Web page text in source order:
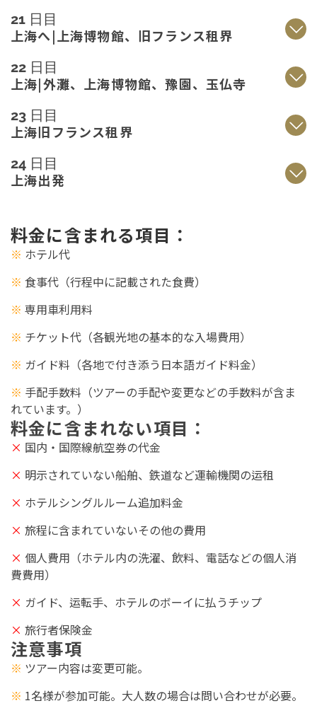
21 日目
上海へ|上海博物館、旧フランス租界
22 日目
上海|外灘、上海博物館、豫園、玉仏寺
23 日目
上海旧フランス租界
24 日目
上海出発
料金に含まれる項目：
※ ホテル代
※ 食事代（行程中に記載された食費）
※ 専用車利用料
※ チケット代（各観光地の基本的な入場費用）
※ ガイド料（各地で付き添う日本語ガイド料金）
※ 手配手数料（ツアーの手配や変更などの手数料が含ま
れています。）
料金に含まれない項目：
× 国内・国際線航空券の代金
× 明示されていない船舶、鉄道など運輸機関の运租
× ホテルシングルルーム追加料金
× 旅程に含まれていないその他の費用
× 個人費用（ホテル内の洗濯、飲料、電話などの個人消
費費用）
× ガイド、运転手、ホテルのボーイに払うチップ
× 旅行者保険金
注意事項
※ ツアー内容は変更可能。
※ 1名様が参加可能。大人数の場合は問い合わせが必要。